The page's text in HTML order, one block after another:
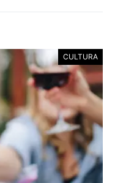
CULTURA